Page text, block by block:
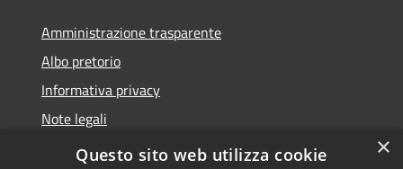
Amministrazione trasparente
Albo pretorio
Informativa privacy
Note legali
Dichiarazione di accessibilità
×
Questo sito web utilizza cookie